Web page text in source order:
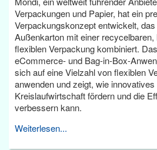
Verpackungen und Papier, hat ein
Verpackungskonzept entwickelt,
Außenkarton mit einer
flexiblen Verpackung kombiniert.
eCommerce- und Bag-in-Box-
sich auf eine Vielzahl von flexiblen
anwenden und zeigt, wie
Kreislaufwirtschaft fördern und die
verbessern kann.
Weiterlesen...